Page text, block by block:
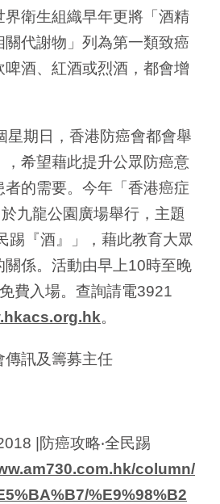
界衛生組織早年更將「酒精
關代謝物」列為第一類致癌
酒、紅酒或烈酒，都會增
星期日，香港防癌會都會舉
希望藉此提升公眾防癌意
的需要。今年「香港癌症
九龍公園廣場舉行，主題
踢『酒』」，藉此教育大眾
關係。活動由早上10時至晚
費入場。查詢請電3921
。
傳訊及籌募主任
|防癌攻略‧全民踢
column/
%E9%98%B2